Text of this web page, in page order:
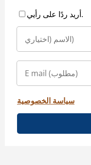
أريد ردًا على رأيي.
سياسة الخصوصية